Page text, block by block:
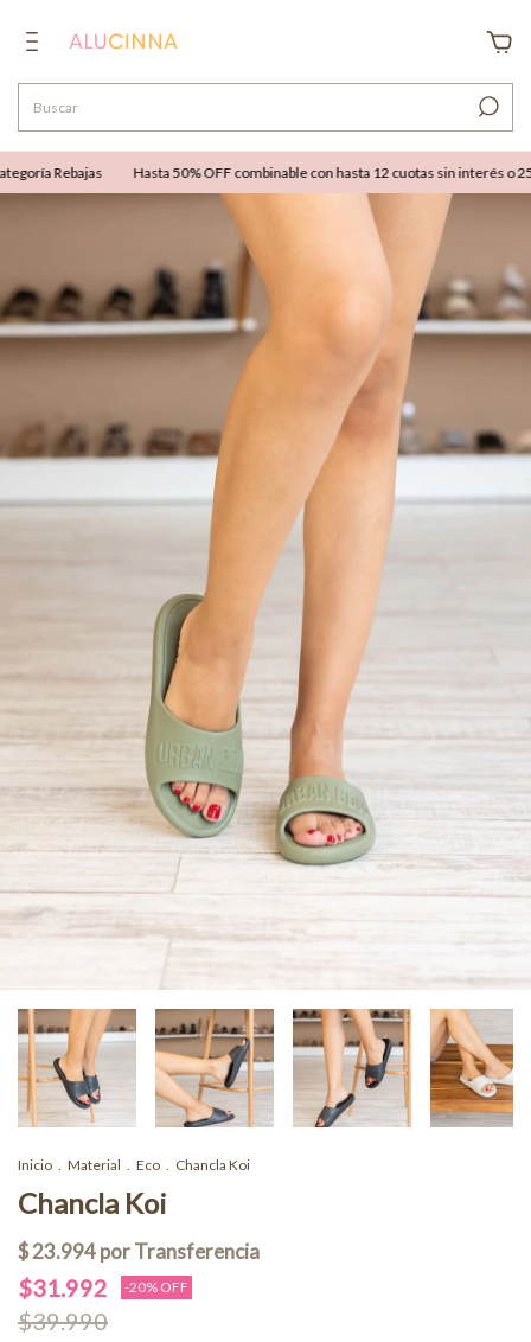
Rebajas Hasta 50% OFF combinable con hasta 12 cuotas sin interés o
Inicio . Material . Eco . Chancla Koi
Chancla Koi
$31.992 -20% OFF
$39.990